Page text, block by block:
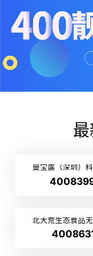
曼宝露（深圳）
北大荒生态食品